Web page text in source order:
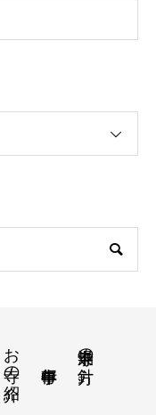
涌泉寺の方針
お寺の紹介